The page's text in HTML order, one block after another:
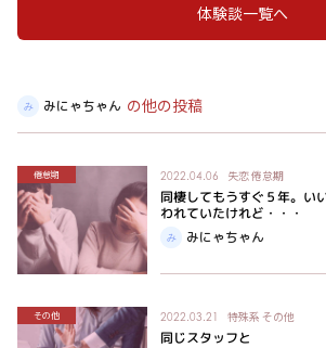
体験談一覧へ
みにゃちゃん の他の投稿
倦怠期 2022.04.06 失恋倦怠期
同棲してもうすぐ５年。い
われていたけれど・・・
みにゃちゃん
その他 2022.03.21 特殊系 その他
同じスタッフと